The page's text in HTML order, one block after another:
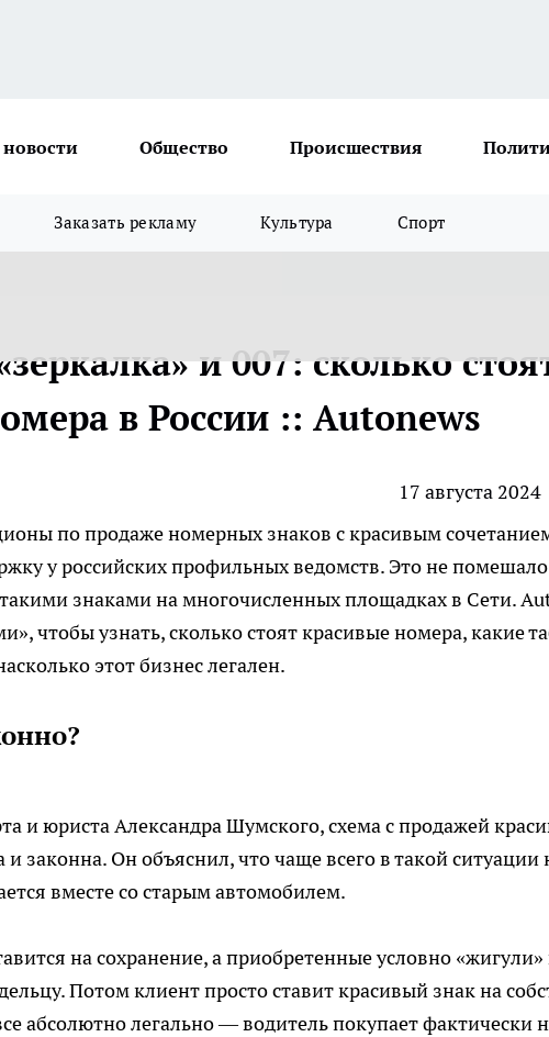
новости Общество Происшествия
Заказать рекламу Культура Спорт
и 007: сколько
в России :: Autonews
17 августа 2024
по продаже номерных знаков с красивым
у российских профильных ведомств. Это не
знаками на многочисленных площадках в Сети.
чтобы узнать, сколько стоят красивые номера, какие
этот бизнес легален.
и юриста Александра Шумского, схема с продажей
и законна. Он объяснил, что чаще всего в такой
вместе со старым автомобилем.
на сохранение, а приобретенные условно
Потом клиент просто ставит красивый знак на
абсолютно легально — водитель покупает фактически